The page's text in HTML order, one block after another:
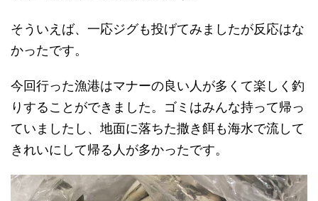
そういえば、一応ジグも投げてみましたが反応はな
かったです。
今回行った漁港はマナーの良い人が多くて楽しく釣
りすることができました。ゴミはみんな持って帰っ
ていましたし、地面に落ちた撒き餌も海水で流して
きれいにして帰る人が多かったです。